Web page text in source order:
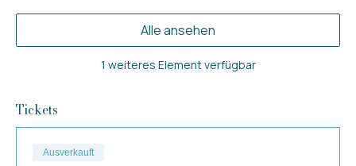
1 weiteres Element verfügbar
Alle ansehen
Tickets
Ausverkauft